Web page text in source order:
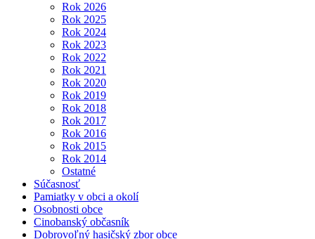
Rok 2026
Rok 2025
Rok 2024
Rok 2023
Rok 2022
Rok 2021
Rok 2020
Rok 2019
Rok 2018
Rok 2017
Rok 2016
Rok 2015
Rok 2014
Ostatné
Súčasnosť
Pamiatky v obci a okolí
Osobnosti obce
Cinobanský občasník
Dobrovoľný hasičský zbor obce